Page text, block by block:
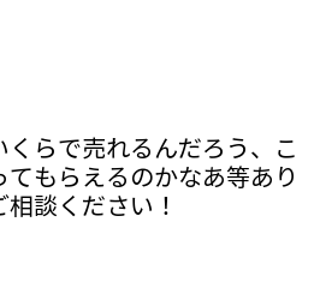
らで売れるんだろう、こ
もらえるのかなあ等あり
談ください！